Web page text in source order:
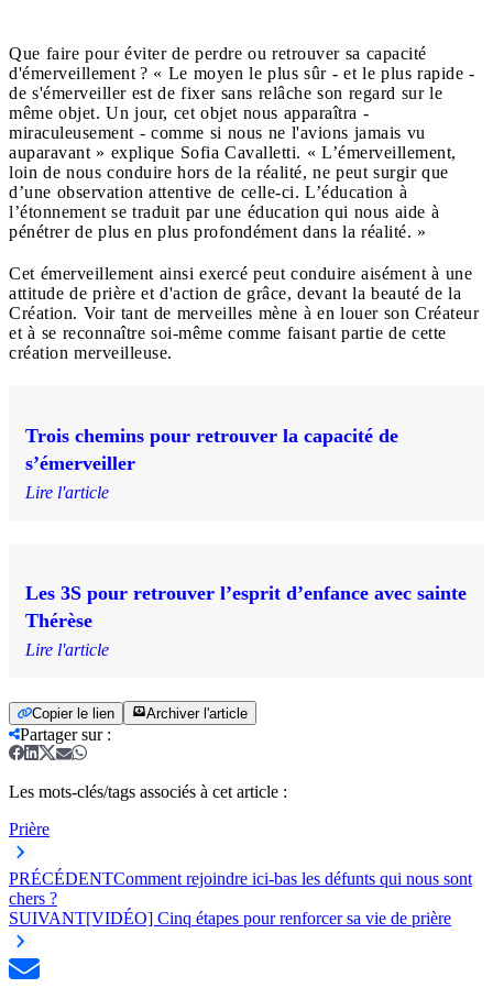
Que faire pour éviter de perdre ou retrouver sa capacité
d'émerveillement ? « Le moyen le plus sûr - et le plus rapide -
de s'émerveiller est de fixer sans relâche son regard sur le
même objet. Un jour, cet objet nous apparaîtra -
miraculeusement - comme si nous ne l'avions jamais vu
auparavant » explique Sofia Cavalletti. « L’émerveillement,
loin de nous conduire hors de la réalité, ne peut surgir que
d’une observation attentive de celle-ci. L’éducation à
l’étonnement se traduit par une éducation qui nous aide à
pénétrer de plus en plus profondément dans la réalité. »
Cet émerveillement ainsi exercé peut conduire aisément à une
attitude de prière et d'action de grâce, devant la beauté de la
Création. Voir tant de merveilles mène à en louer son Créateur
et à se reconnaître soi-même comme faisant partie de cette
création merveilleuse.
Trois chemins pour retrouver la capacité de
s’émerveiller
Lire l'article
Les 3S pour retrouver l’esprit d’enfance avec sainte
Thérèse
Lire l'article
Copier le lien Archiver l'article
Partager sur:
Les mots-clés/tags associés à cet article :
Prière
PRÉCÉDENTComment rejoindre ici-bas les défunts qui nous sont
chers ?
SUIVANT[VIDÉO] Cinq étapes pour renforcer sa vie de prière